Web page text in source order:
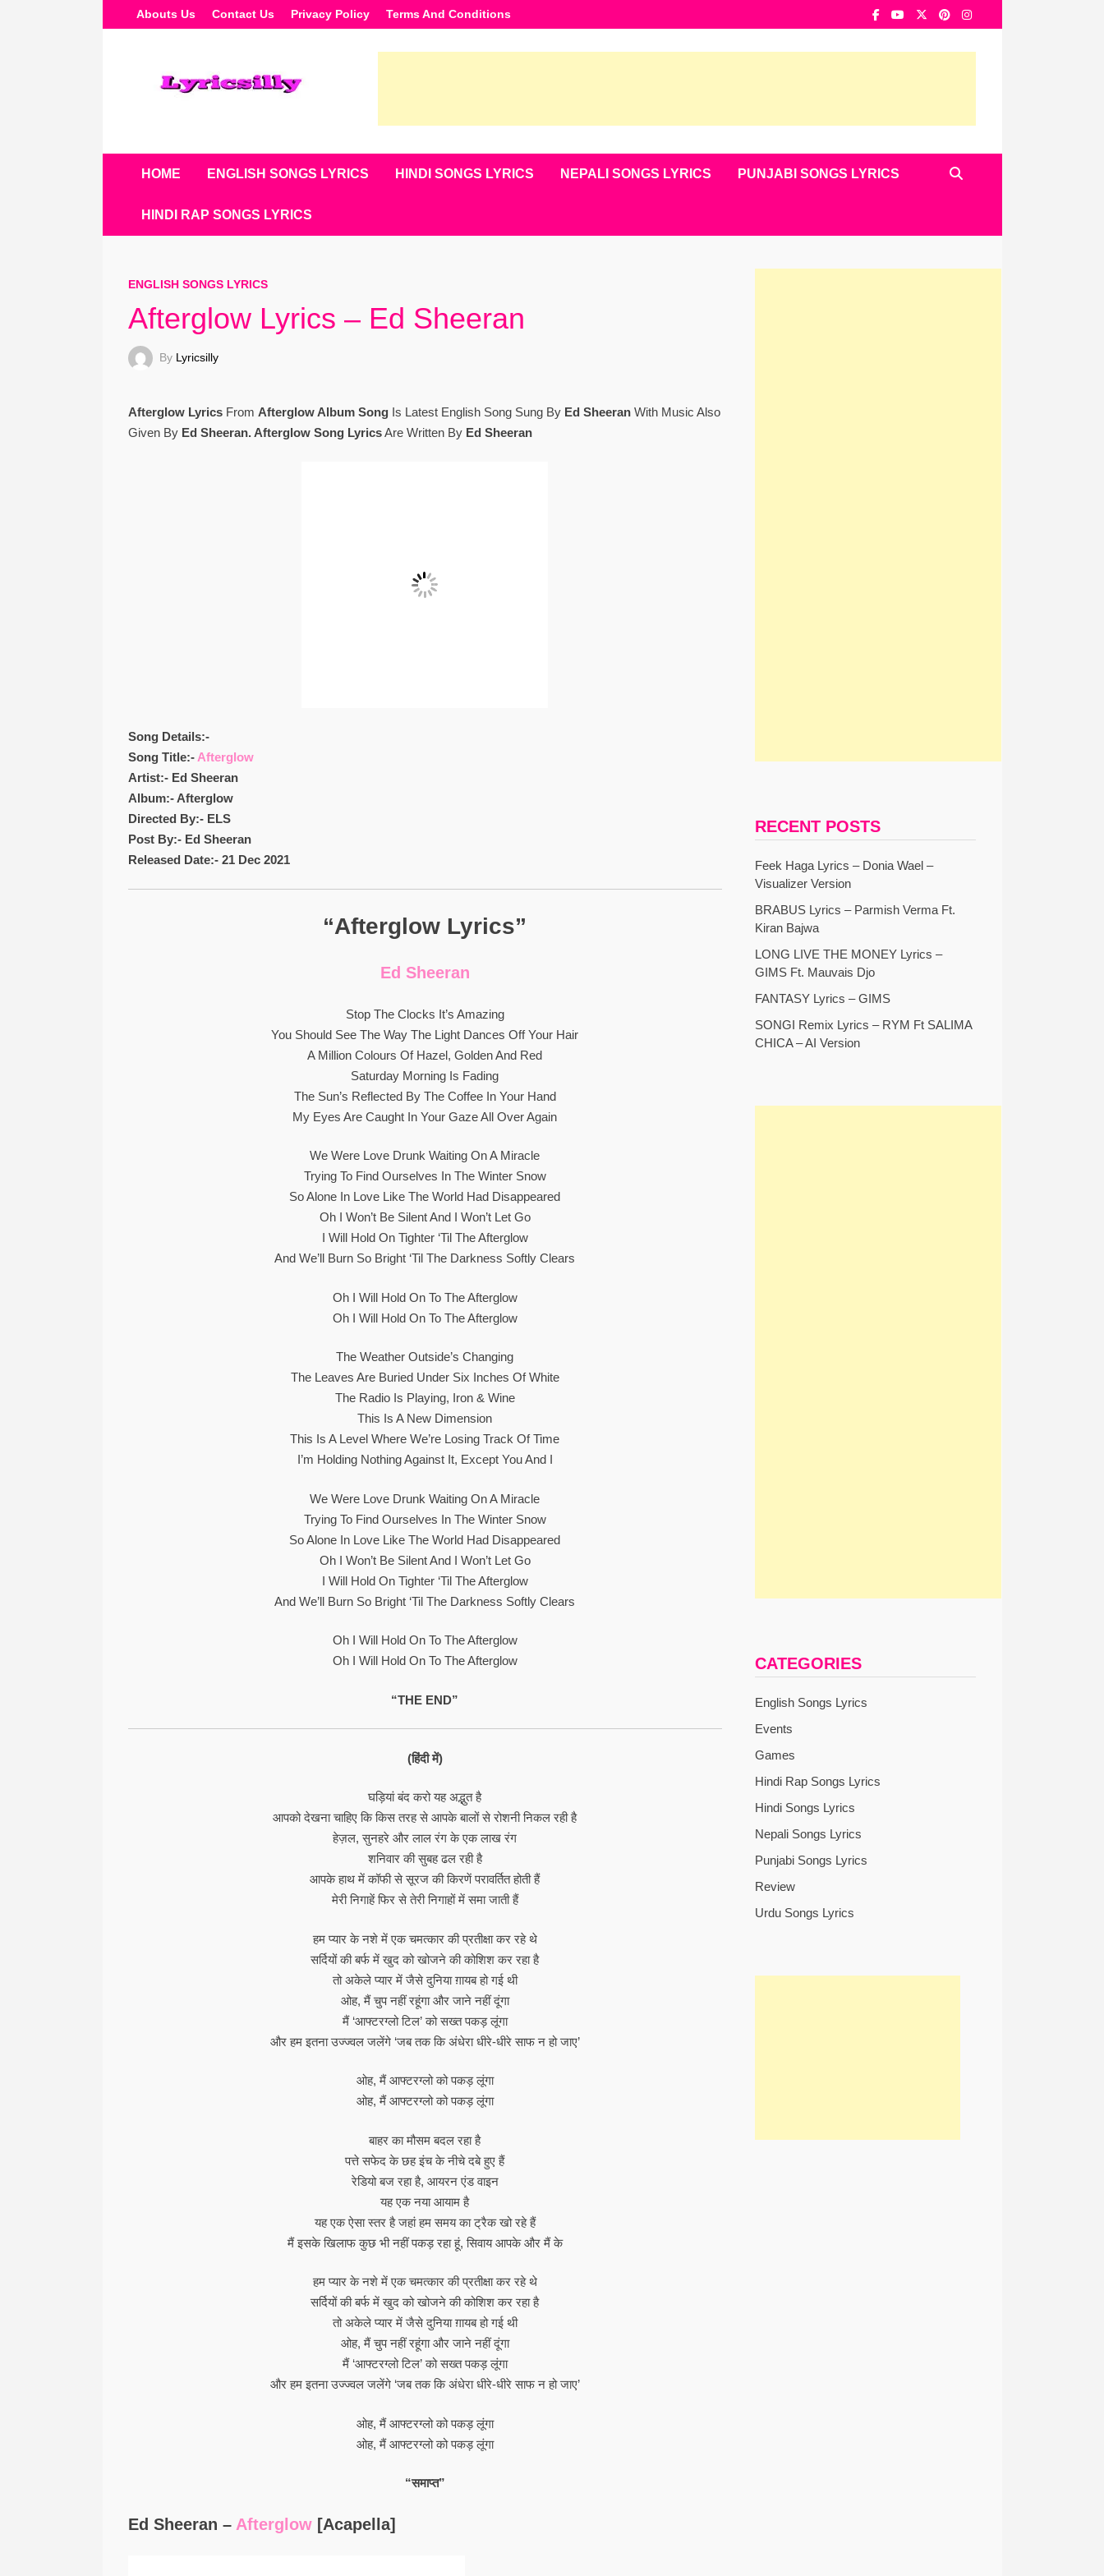
To
Abouts Us Contact Us Privacy Policy Terms And Conditions
HOME ENGLISH SONGS LYRICS HINDI SONGS LYRICS NEPALI SONGS LYRICS PUNJABI SONGS LYRICS
HINDI RAP SONGS LYRICS
ENGLISH SONGS LYRICS
Afterglow Lyrics – Ed Sheeran
By Lyricsilly
Afterglow LyricsFrom Afterglow Album SongIs Latest English Song Sung By Ed SheeranWith Music Also
Given By Ed Sheeran. Afterglow Song LyricsAre Written By Ed Sheeran
Song Details:-
Song Title:- Afterglow
Artist:- Ed Sheeran
Album:- Afterglow
Directed By:- ELS
Post By:- Ed Sheeran
Released Date:- 21 Dec 2021
“Afterglow Lyrics”
Ed Sheeran
Stop The Clocks It’s Amazing
You Should See The Way The Light Dances Off Your Hair
A Million Colours Of Hazel, Golden And Red
Saturday Morning Is Fading
The Sun’s Reflected By The Coffee In Your Hand
My Eyes Are Caught In Your Gaze All Over Again
We Were Love Drunk Waiting On A Miracle
Trying To Find Ourselves In The Winter Snow
So Alone In Love Like The World Had Disappeared
Oh I Won’t Be Silent And I Won’t Let Go
I Will Hold On Tighter ‘til The Afterglow
And We’ll Burn So Bright ‘til The Darkness Softly Clears
Oh I Will Hold On To The Afterglow
Oh I Will Hold On To The Afterglow
The Weather Outside’s Changing
The Leaves Are Buried Under Six Inches Of White
The Radio Is Playing, Iron & Wine
This Is A New Dimension
This Is A Level Where We’re Losing Track Of Time
I’m Holding Nothing Against It, Except You And I
We Were Love Drunk Waiting On A Miracle
Trying To Find Ourselves In The Winter Snow
So Alone In Love Like The World Had Disappeared
Oh I Won’t Be Silent And I Won’t Let Go
I Will Hold On Tighter ‘til The Afterglow
And We’ll Burn So Bright ‘til The Darkness Softly Clears
Oh I Will Hold On To The Afterglow
Oh I Will Hold On To The Afterglow
“THE END”
(हिंदी में)
घड़ियां बंद करो यह अद्भुत है
आपको देखना चाहिए कि किस तरह से आपके बालों से रोशनी निकल रही है
हेज़ल, सुनहरे और लाल रंग के एक लाख रंग
शनिवार की सुबह ढल रही है
आपके हाथ में कॉफी से सूरज की किरणें परावर्तित होती हैं
मेरी निगाहें फिर से तेरी निगाहों में समा जाती हैं
हम प्यार के नशे में एक चमत्कार की प्रतीक्षा कर रहे थे
सर्दियों की बर्फ में खुद को खोजने की कोशिश कर रहा है
तो अकेले प्यार में जैसे दुनिया ग़ायब हो गई थी
ओह, मैं चुप नहीं रहूंगा और जाने नहीं दूंगा
मैं ‘आफ्टरग्लो टिल’ को सख्त पकड़ लूंगा
और हम इतना उज्ज्वल जलेंगे ‘जब तक कि अंधेरा धीरे-धीरे साफ न हो जाए’
ओह, मैं आफ्टरग्लो को पकड़ लूंगा
ओह, मैं आफ्टरग्लो को पकड़ लूंगा
बाहर का मौसम बदल रहा है
पत्ते सफेद के छह इंच के नीचे दबे हुए हैं
रेडियो बज रहा है, आयरन एंड वाइन
यह एक नया आयाम है
यह एक ऐसा स्तर है जहां हम समय का ट्रैक खो रहे हैं
मैं इसके खिलाफ कुछ भी नहीं पकड़ रहा हूं, सिवाय आपके और मैं के
हम प्यार के नशे में एक चमत्कार की प्रतीक्षा कर रहे थे
सर्दियों की बर्फ में खुद को खोजने की कोशिश कर रहा है
तो अकेले प्यार में जैसे दुनिया ग़ायब हो गई थी
ओह, मैं चुप नहीं रहूंगा और जाने नहीं दूंगा
मैं ‘आफ्टरग्लो टिल’ को सख्त पकड़ लूंगा
और हम इतना उज्ज्वल जलेंगे ‘जब तक कि अंधेरा धीरे-धीरे साफ न हो जाए’
ओह, मैं आफ्टरग्लो को पकड़ लूंगा
ओह, मैं आफ्टरग्लो को पकड़ लूंगा
“समाप्त”
Ed Sheeran – Afterglow[Acapella]
RECENT POSTS
Feek Haga Lyrics – Donia Wael –
Visualizer Version
BRABUS Lyrics – Parmish Verma Ft.
Kiran Bajwa
LONG LIVE THE MONEY Lyrics –
GIMS Ft. Mauvais Djo
FANTASY Lyrics – GIMS
SONGI Remix Lyrics – RYM Ft SALIMA
CHICA – AI Version
CATEGORIES
English Songs Lyrics
Events
Games
Hindi Rap Songs Lyrics
Hindi Songs Lyrics
Nepali Songs Lyrics
Punjabi Songs Lyrics
Review
Urdu Songs Lyrics